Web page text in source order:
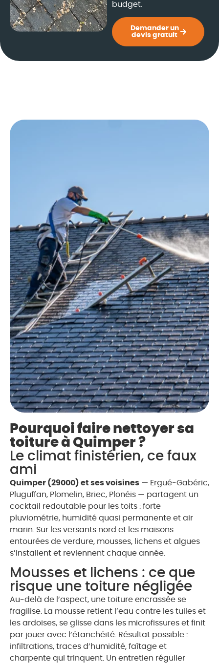
budget.
Demander un
devis gratuit
Pourquoi faire nettoyer sa
toiture à Quimper ?
Le climat finistérien, ce faux
ami
Quimper (29000) et ses voisines — Ergué-Gabéric,
Pluguffan, Plomelin, Briec, Plonéis — partagent un
cocktail redoutable pour les toits : forte
pluviométrie, humidité quasi permanente et air
marin. Sur les versants nord et les maisons
entourées de verdure, mousses, lichens et algues
s’installent et reviennent chaque année.
Mousses et lichens : ce que
risque une toiture négligée
Au-delà de l’aspect, une toiture encrassée se
fragilise. La mousse retient l’eau contre les tuiles et
les ardoises, se glisse dans les microfissures et finit
par jouer avec l’étanchéité. Résultat possible :
infiltrations, traces d’humidité, faîtage et
charpente qui trinquent. Un entretien régulier